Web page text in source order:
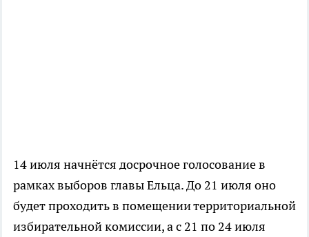
14 июля начнётся досрочное голосование в
рамках выборов главы Ельца. До 21 июля оно
будет проходить в помещении территориальной
избирательной комиссии, а с 21 по 24 июля